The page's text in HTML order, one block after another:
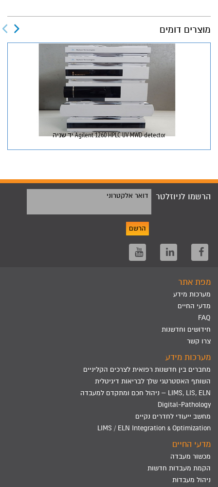
מוצרים דומים
Agilent 1260 HPLC UV MWD detector יד שניה
הרשמו לניוזלטר דואר אלקטרוני
הרשם
מפת אתר
מערכות מידע
מדעי החיים
FAQ
חידושים וחדשנות
צרו קשר
מערכות מידע
מחברים בין חדשנות רפואית לצרכים הקליניים
השותף האסטרטגי שלך לבריאות דיגיטלית
LIMS, LIS, ELN – ניהול חכם ומתקדם למעבדה
Digital-Pathology
מחשב ייעודי לחדרים נקיים
LIMS / ELN Integration & Optimization
מדעי החיים
מכשור מעבדה
הקמת מעבדות חדשות
ניהול מעבדות